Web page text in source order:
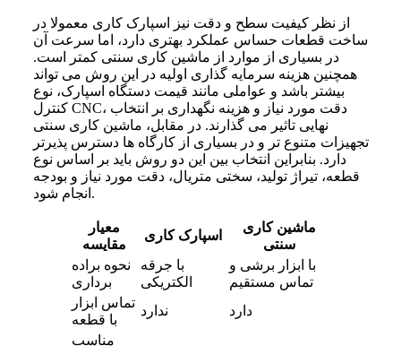
از نظر کیفیت سطح و دقت نیز اسپارک کاری معمولا در
ساخت قطعات حساس عملکرد بهتری دارد، اما سرعت آن
در بسیاری از موارد از ماشین کاری سنتی کمتر است.
همچنین هزینه سرمایه گذاری اولیه در این روش می تواند
بیشتر باشد و عواملی مانند قیمت دستگاه اسپارک، نوع
کنترل CNC، دقت مورد نیاز و هزینه نگهداری بر انتخاب
نهایی تاثیر می گذارند. در مقابل، ماشین کاری سنتی
تجهیزات متنوع تر و در بسیاری از کارگاه ها دسترس پذیرتر
دارد. بنابراین انتخاب بین این دو روش باید بر اساس نوع
قطعه، تیراژ تولید، سختی متریال، دقت مورد نیاز و بودجه
انجام شود.
معیار
مقایسه
اسپارک کاری
ماشین کاری
سنتی
نحوه براده
برداری
با جرقه
الکتریکی
با ابزار برشی و
تماس مستقیم
تماس ابزار
با قطعه
ندارد
دارد
مناسب